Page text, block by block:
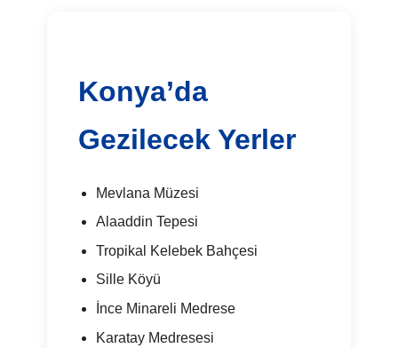
Konya’da
Gezilecek Yerler
Mevlana Müzesi
Alaaddin Tepesi
Tropikal Kelebek Bahçesi
Sille Köyü
İnce Minareli Medrese
Karatay Medresesi